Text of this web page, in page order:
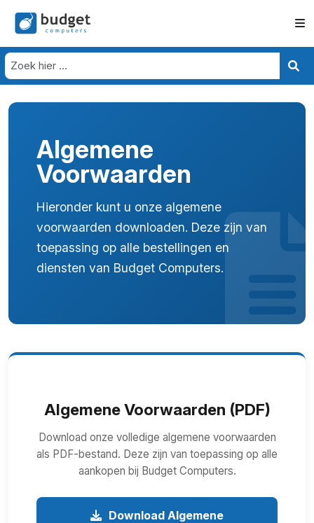
Algemene
Voorwaarden
Hieronder kunt u onze algemene
voorwaarden downloaden. Deze zijn van
toepassing op alle bestellingen en
diensten van Budget Computers.
Algemene Voorwaarden (PDF)
Download onze volledige algemene voorwaarden
als PDF-bestand. Deze zijn van toepassing op alle
aankopen bij Budget Computers.
Download Algemene